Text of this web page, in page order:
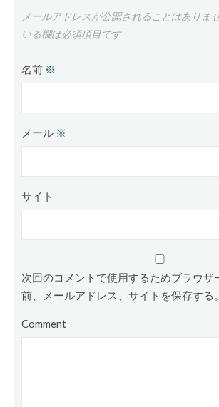
メールアドレスが公開されることはありませ
いる欄は必須項目です
名前 ※
メール ※
サイト
次回のコメントで使用するためブラウザ
前、メールアドレス、サイトを保存する。
Comment